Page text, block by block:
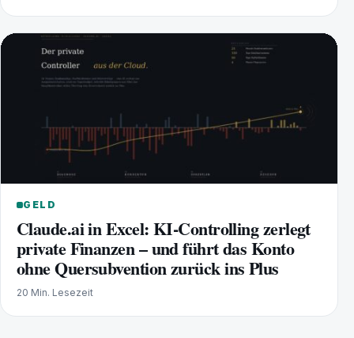
GELD
Claude.ai in Excel: KI-Controlling zerlegt
private Finanzen – und führt das Konto
ohne Quersubvention zurück ins Plus
20 Min. Lesezeit